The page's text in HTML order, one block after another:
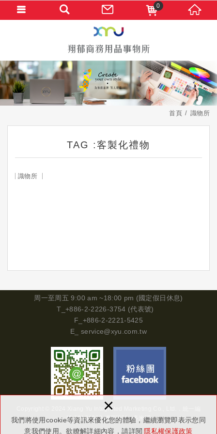
我們將使用cookie等資訊來優化您的體驗，繼續瀏覽即表示您同
意我們使用。欲瞭解詳細內容，請詳閱 隱私權保護政策
×
首頁 識物所
TAG :客製化禮物
識物所
周一至周五 9:00 am ~18:00 pm (國定假日休息)
T_+886-2-2226-3754 (代表號)
F_+886-2-2221-5425
E_ service@xyu.com.tw
Copyright © 2024 Xiang Yu Integrated Marketing Co., Ltd.．
號29134302 網頁設計 : 多米諾
0